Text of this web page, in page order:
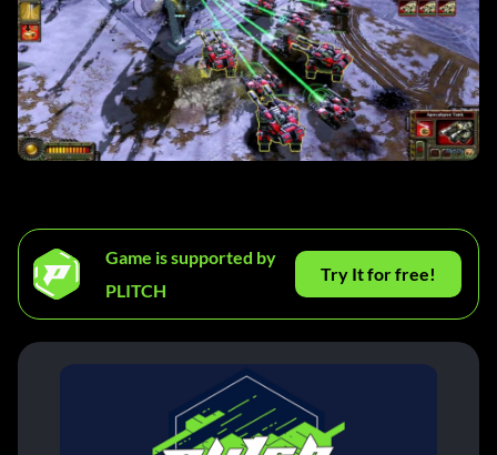
Game is supported by
PLITCH
Try It for free!